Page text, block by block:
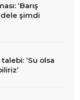
‘Barış
şimdi
‘Su olsa